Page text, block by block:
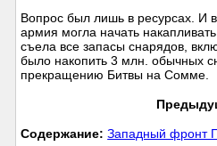
Вопрос был лишь в ресурсах. И
армия могла начать
съела все запасы снарядов,
было накопить 3 млн. обычных
прекращению Битвы на Сомме.
Cодержание: Западный фронт